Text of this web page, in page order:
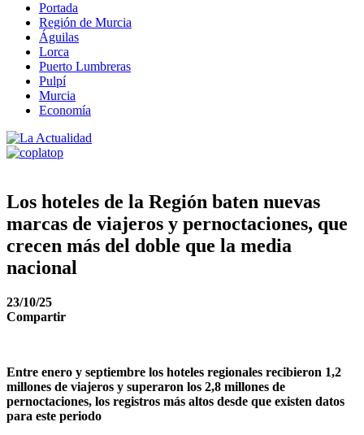
Portada
Región de Murcia
Águilas
Lorca
Puerto Lumbreras
Pulpí
Murcia
Economía
Los hoteles de la Región baten nuevas
marcas de viajeros y pernoctaciones, que
crecen más del doble que la media
nacional
23/10/25
Compartir
Entre enero y septiembre los hoteles regionales recibieron 1,2
millones de viajeros y superaron los 2,8 millones de
pernoctaciones, los registros más altos desde que existen datos
para este periodo